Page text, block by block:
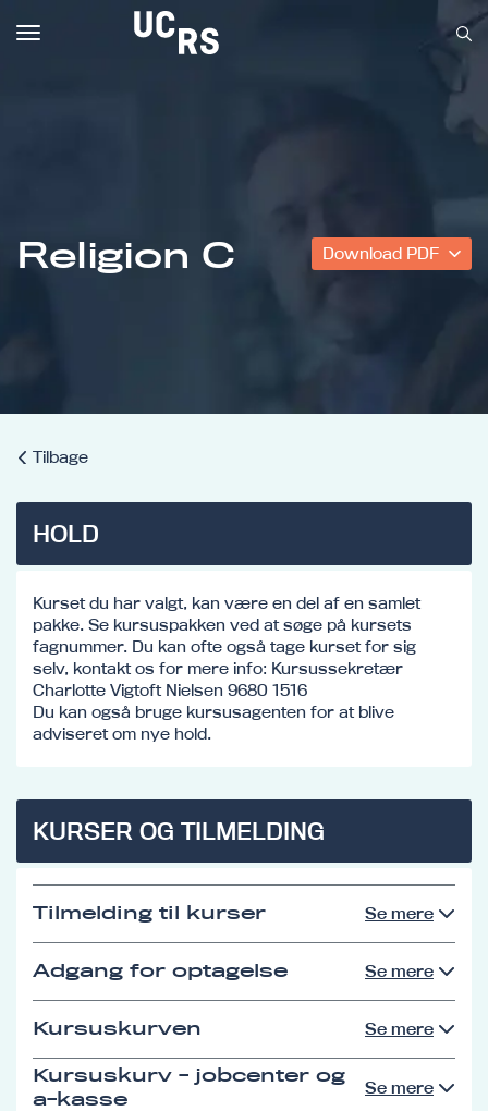
Religion C Download PDF
Tilbage
HOLD
Kurset du har valgt, kan være en del af en samlet
pakke. Se kursuspakken ved at søge på kursets
fagnummer. Du kan ofte også tage kurset for sig
selv, kontakt os for mere info: Kursussekretær
Charlotte Vigtoft Nielsen 9680 1516
Du kan også bruge kursusagenten for at blive
adviseret om nye hold.
KURSER OG TILMELDING
Tilmelding til kurser Se mere
Adgang for optagelse Se mere
Kursuskurven Se mere
Kursuskurv - jobcenter og
a-kasse
Se mere